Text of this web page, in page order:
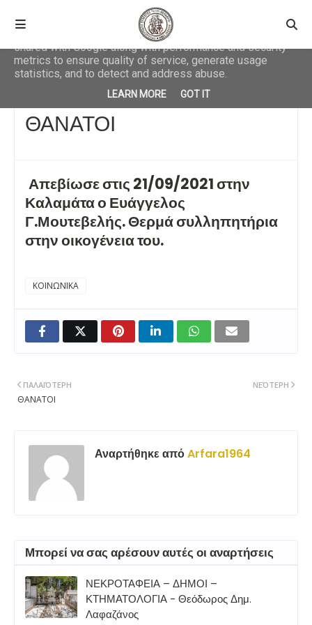
ΘΑΝΑΤΟΙ
Απεβίωσε στις 21/09/2021 στην
Καλαμάτα ο Ευάγγελος
Γ.Μουτεβελής. Θερμά συλληπητήρια
στην οικογένεια του.
ΚΟΙΝΩΝΙΚΑ
ΝΕΌΤΕΡΗ
ΠΑΛΑΙΌΤΕΡΗ
ΘΑΝΑΤΟΙ
Αναρτήθηκε απόArfara1964
Μπορεί να σας αρέσουν αυτές οι αναρτήσεις
ΝΕΚΡΟΤΑΦΕΙΑ – ΔΗΜΟΙ –
ΚΤΗΜΑΤΟΛΟΓΙΑ - Θεόδωρος Δημ.
Λαφαζάνος
This site uses cookies from Google to deliver its services
and to analyze traffic. Your IP address and user-agent are
shared with Google along with performance and security
metrics to ensure quality of service, generate usage
statistics, and to detect and address abuse.
LEARN MORE GOT IT